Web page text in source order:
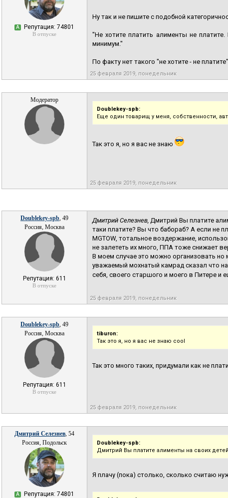
А Репутация: 74801
В отпуске
Ну так и не пишите с подобной
"Не хотите платить алименты не
минимум."
По факту нет такого "не хотите - не
25 февраля 2019, понедельник
Модератор
Doublekey-spb:
Еще один товарищ у меня, собственности,
Так это я, но я вас не знаю
25 февраля 2019, понедельник
Doublekey-spb, 49
Россия, Москва
Репутация: 611
В отпуске
Дмитрий Селезнев, Дмитрий Вы платите
таки платите? Вы что бабораб? А если не
MGTOW, тотальное воздержание,
не залететь их много, ППА тоже снижает
В моем случае это можно организовать но
уважаемый мохнатый камрад сказал что
себя, своего старшого и моего в Питере и
25 февраля 2019, понедельник
Doublekey-spb, 49
Россия, Москва
Репутация: 611
В отпуске
tiburon:
Так это я, но я вас не знаю cool
Так это много таких, придумали как не
25 февраля 2019, понедельник
Дмитрий Селезнев, 54
Россия, Подольск
А Репутация: 74801
Doublekey-spb:
Дмитрий Вы платите алименты на своих
Я плачу (пока) столько, сколько считаю